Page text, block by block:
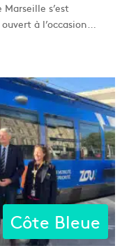
s’est
à l’occasion…
Côte Bleue